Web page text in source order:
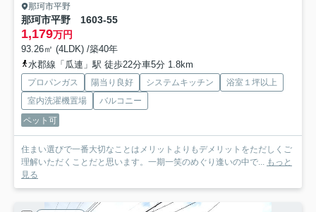
那珂市平野
那珂市平野 1603-55
1,179万円
93.26㎡ (4LDK) /築40年
水郡線「瓜連」駅 徒歩22分車5分 1.8km
プロパンガス 陽当り良好 システムキッチン
浴室１坪以上
室内洗濯機置場
バルコニー
ペット可
住まい選びで一番大切なことはメリットよりもデメリットをただしくご
理解いただくことだと思います。一期一笑のめぐり逢いの中で...
もっと
見る